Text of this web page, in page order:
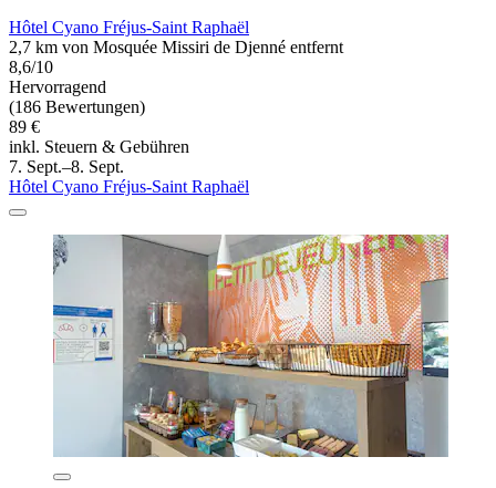
Hôtel Cyano Fréjus-Saint Raphaël
2,7 km von Mosquée Missiri de Djenné entfernt
8,6/10
Hervorragend
(186 Bewertungen)
89 €
inkl. Steuern & Gebühren
7. Sept.–8. Sept.
Hôtel Cyano Fréjus-Saint Raphaël